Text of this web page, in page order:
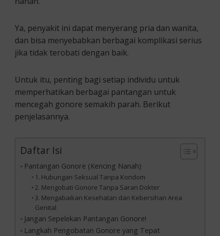
Ya, penyakit ini dapat menyerang pria dan wanita,
dan bisa menyebabkan berbagai komplikasi serius
jika tidak terobati dengan baik.
Untuk itu, penting bagi setiap individu untuk
memperhatikan berbagai pantangan untuk
mencegah gonore semakih parah. Berikut
penjelasannya.
Daftar Isi
Pantangan Gonore (Kencing Nanah)
1. Hubungan Seksual Tanpa Kondom
2. Mengobati Gonore Tanpa Saran Dokter
3. Mengabaikan Kesehatan dan Kebersihan Area
Genital
Jangan Sepelekan Pantangan Gonore!
Langkah Pengobatan Gonore yang Tepat